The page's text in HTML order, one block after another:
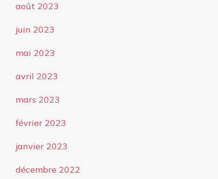
août 2023
juin 2023
mai 2023
avril 2023
mars 2023
février 2023
janvier 2023
décembre 2022